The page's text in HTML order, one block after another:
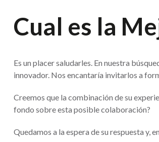
Cual es la
Es un placer saludarles. En nuestra
innovador. Nos encantaría invitarlos a
Creemos que la combinación de su
fondo sobre esta posible colaboración?
Quedamos a la espera de su respuesta